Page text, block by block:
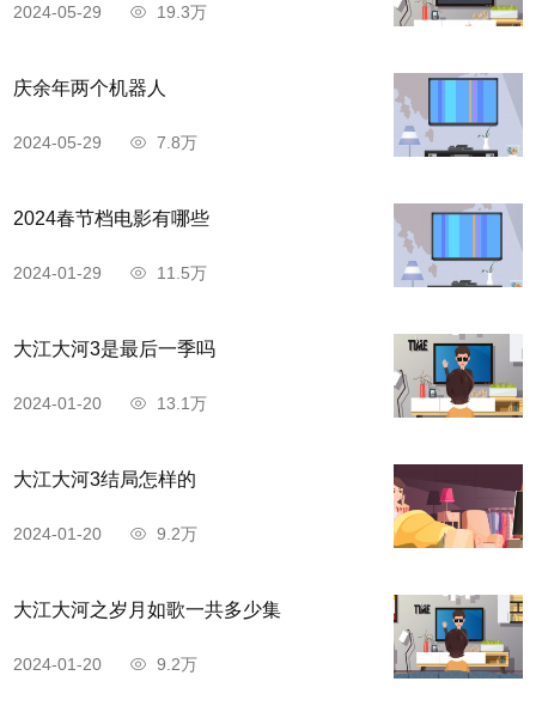
2024-05-29 19.3万
庆余年两个机器人
2024-05-29 7.8万
2024春节档电影有哪些
2024-01-29 11.5万
大江大河3是最后一季吗
2024-01-20 13.1万
大江大河3结局怎样的
2024-01-20 9.2万
大江大河之岁月如歌一共多少集
2024-01-20 9.2万